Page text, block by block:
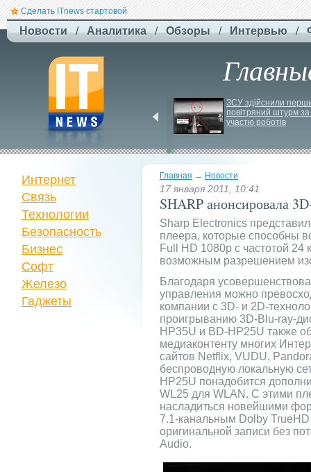
Сделать ITnews стартовой
Новости / Аналитика / Обзоры / Интервью /
платною через високі
витрати на роботу ІІ
ЗСУ здійснили
повітряний штурм за
участю роботів
Главная → Новости
17 января 2011, 10:41
SHARP анонсировала
Sharp Electronics
плеера, которые способны
Full HD 1080p с частотой 24
возможным разрешением
Благодаря
управления можно
компании с 3D- и 2D-
проигрыванию 3D-Blu-ray-
HP35U и BD-HP25U также
медиаконтенту многих
сайтов Netflix, VUDU,
беспроводную локальную
HP25U понадобится
WL25 для WLAN. С этими
насладиться новейшими
7.1-канальным Dolby
оригинальной записи без
Audio.
Интернет
Связь
Технологии
Безопасность
Бизнес
Софт
Железо
Гаджеты